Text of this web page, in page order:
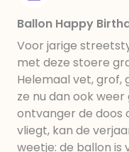
Ballon Happy
Voor jarige
met deze stoere
Helemaal vet, grof,
ze nu dan ook
ontvanger de doos
vliegt, kan de
weetje: de ballon is